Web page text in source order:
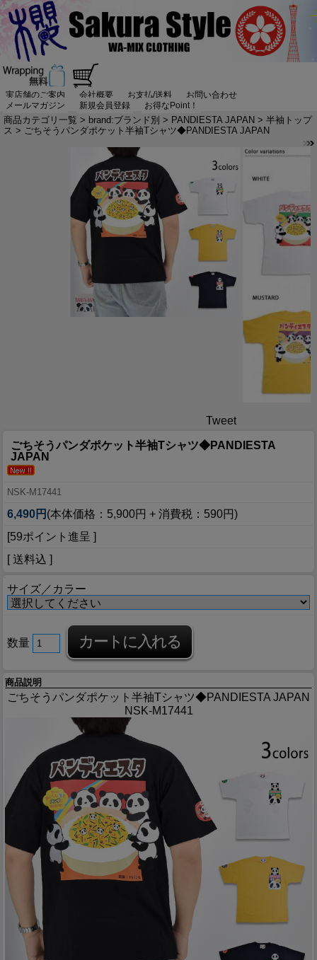
実店舗のご案内 会社概要 お支払/送料
お問い合わせ
メールマガジン
新規会員登録 お得なPoint！
商品カテゴリ一覧 > brand:ブランド別 > PANDIESTA JAPAN > 半袖トップ
ス > ごちそうパンダポケット半袖Tシャツ◆PANDIESTA JAPAN
Tweet
ごちそうパンダポケット半袖Tシャツ◆PANDIESTA
JAPAN
NSK-M17441
6,490円 (本体価格：5,900円 + 消費税：590円)
[59ポイント進呈 ]
[ 送料込 ]
サイズ／カラー
数量
商品説明
ごちそうパンダポケット半袖Tシャツ◆PANDIESTA JAPAN
NSK-M17441